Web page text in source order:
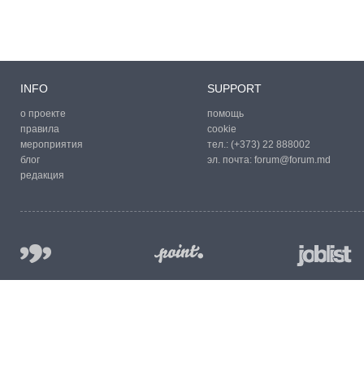
INFO
о проекте
правила
мероприятия
блог
редакция
SUPPORT
помощь
cookie
тел.: (+373) 22 888002
эл. почта: forum@forum.md